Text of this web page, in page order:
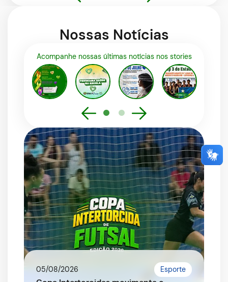
Nossas Notícias
Acompanhe nossas últimas notícias nos stories
05/08/2026 Esporte